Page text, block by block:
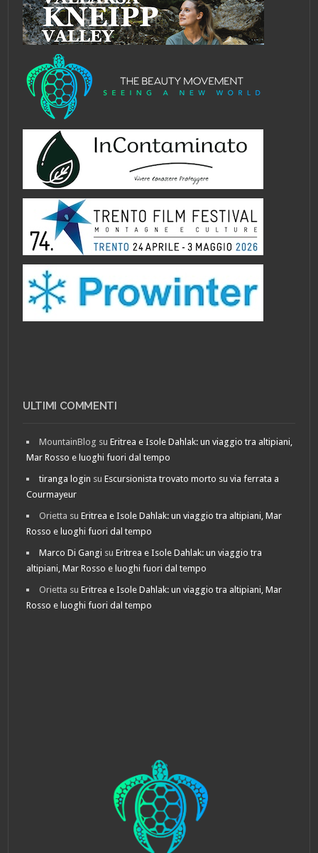
ULTIMI COMMENTI
MountainBlog suEritrea e Isole Dahlak: un viaggio tra altipiani,
Mar Rosso e luoghi fuori dal tempo
tiranga login suEscursionista trovato morto su via ferrata a
Courmayeur
Orietta suEritrea e Isole Dahlak: un viaggio tra altipiani, Mar
Rosso e luoghi fuori dal tempo
Marco Di Gangi suEritrea e Isole Dahlak: un viaggio tra
altipiani, Mar Rosso e luoghi fuori dal tempo
Orietta suEritrea e Isole Dahlak: un viaggio tra altipiani, Mar
Rosso e luoghi fuori dal tempo